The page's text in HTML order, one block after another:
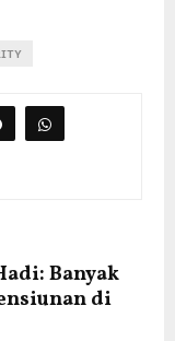
Banyak
di